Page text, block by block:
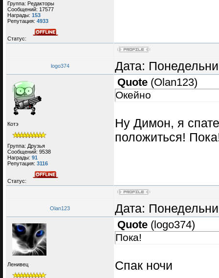
Группа: Редакторы
Сообщений: 17577
Награды: 153
Репутация: 4933
Статус:
logo374 Дата:
Котэ
Группа: Друзья
Сообщений: 9538
Награды: 91
Репутация: 3116
Статус:
Quote (Olan123)
Окейно
Ну Димон, я
положиться!
Olan123 Дата:
Ленивец
Quote ( logo374)
Пока!
Спак ночи